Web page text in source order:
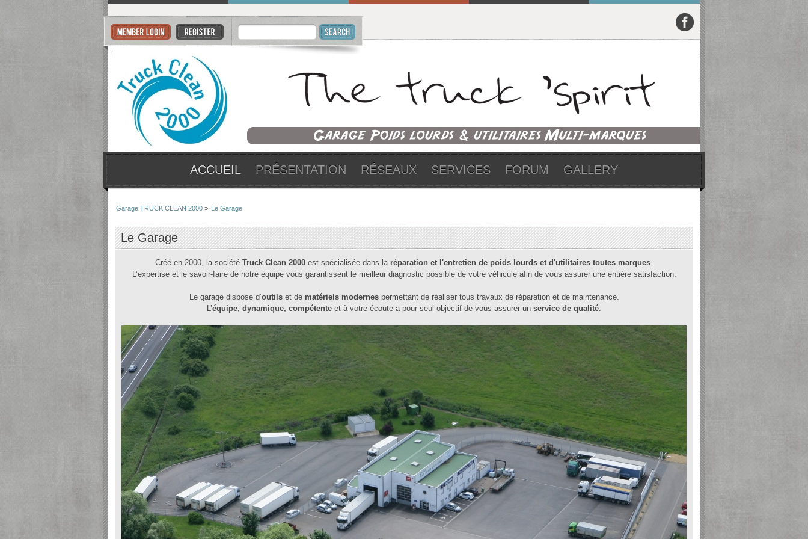
ACCUEIL PRÉSENTATION RÉSEAUX SERVICES FORUM GALLERY
Garage TRUCK CLEAN 2000» Le Garage
Le Garage
Créé en 2000, la société Truck Clean 2000 est spécialisée dans la réparation et l'entretien de poids lourds et d'utilitaires toutes marques
L’expertise et le savoir-faire de notre équipe vous garantissent le meilleur diagnostic possible de votre véhicule afin de vous assurer une entière satisfaction.
Le garage dispose d’outilset de matériels modernespermettant de réaliser tous travaux de réparation et de maintenance.
L’équipe, dynamique, compétente et à votre écoute a pour seul objectif de vous assurer un service de qualité